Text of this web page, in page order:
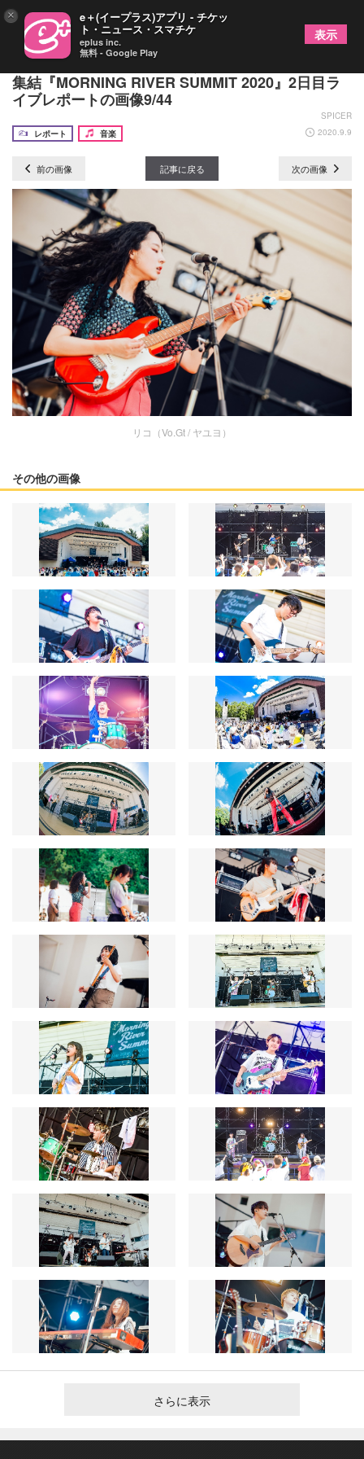
ネクストブレイクの予感漂う8組が大阪城音楽堂に
集結『MORNING RIVER SUMMIT 2020』2日目ラ
イブレポートの画像9/44
SPICER
レポート
音楽 2020.9.9
前の画像 記事に戻る 次の画像
リコ（Vo.Gt / ヤユヨ）
その他の画像
さらに表示
× e＋(イープラス)アプリ - チケッ
ト・ニュース・スマチケ
eplus inc.
無料 - Google Play
表示